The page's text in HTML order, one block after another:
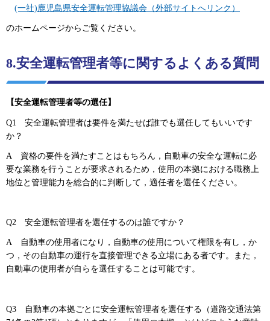
(一社)鹿児島県安全運転管理協議会（外部サイトへリンク）
のホームページからご覧ください。
8.安全運転管理者等に関するよくある質問
【安全運転管理者等の選任】
Q1 安全運転管理者は要件を満たせば誰でも選任してもいいです
か？
A 資格の要件を満たすことはもちろん，自動車の安全な運転に必
要な業務を行うことが要求されるため，使用の本拠における職務上
地位と管理能力を総合的に判断して，適任者を選任ください。
Q2 安全運転管理者を選任するのは誰ですか？
A 自動車の使用者になり，自動車の使用について権限を有し，か
つ，その自動車の運行を直接管理できる立場にある者です。また，
自動車の使用者が自らを選任することは可能です。
Q3 自動車の本拠ごとに安全運転管理者を選任する（道路交通法第